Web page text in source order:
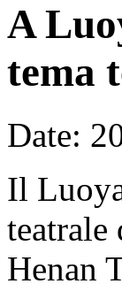
A
tema
Date:
Il
Henan